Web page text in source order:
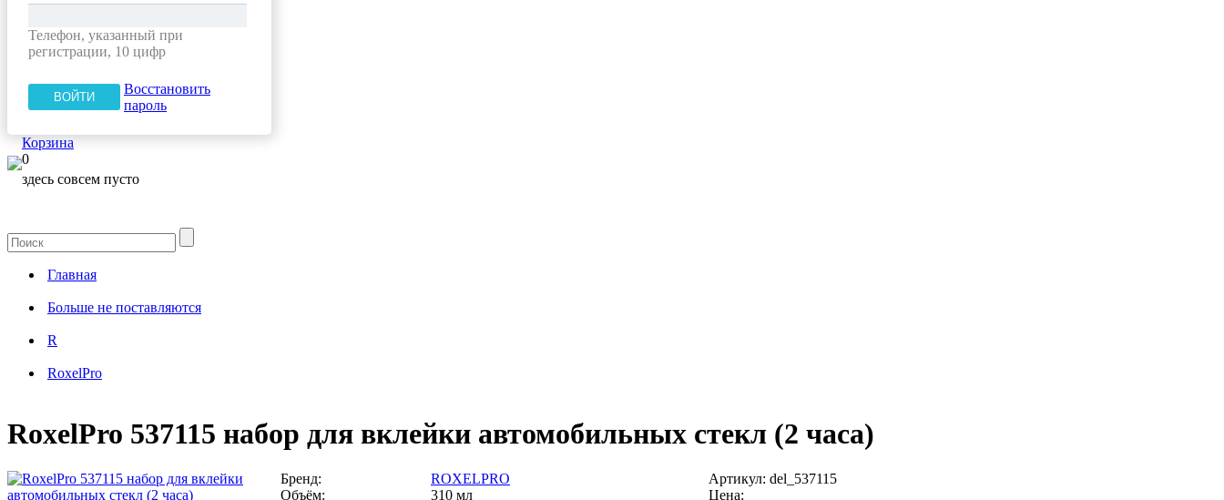
Телефон, указанный при
регистрации, 10 цифр
Восстановить
пароль
Корзина
0
здесь совсем пусто
Главная
Больше не поставляются
R
RoxelPro
RoxelPro 537115 набор для вклейки автомобильных стекл (2 часа)
Бренд:
ROXELPRO
Объём:
310 мл
Артикул: del_537115
Цена: